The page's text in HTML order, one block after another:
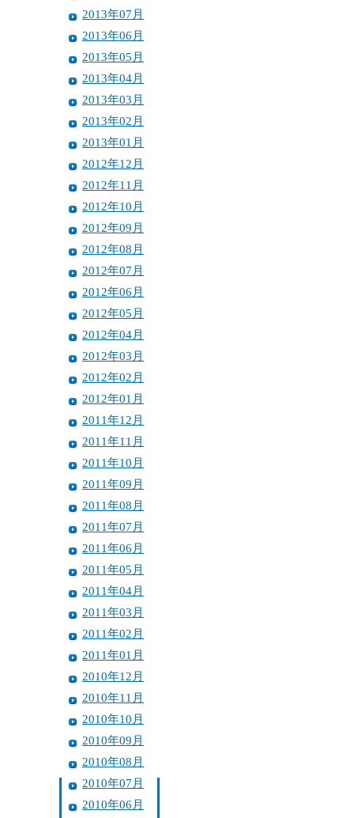
2013年07月
2013年06月
2013年05月
2013年04月
2013年03月
2013年02月
2013年01月
2012年12月
2012年11月
2012年10月
2012年09月
2012年08月
2012年07月
2012年06月
2012年05月
2012年04月
2012年03月
2012年02月
2012年01月
2011年12月
2011年11月
2011年10月
2011年09月
2011年08月
2011年07月
2011年06月
2011年05月
2011年04月
2011年03月
2011年02月
2011年01月
2010年12月
2010年11月
2010年10月
2010年09月
2010年08月
2010年07月
2010年06月